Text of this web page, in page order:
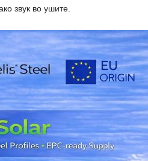
звук во ушите.